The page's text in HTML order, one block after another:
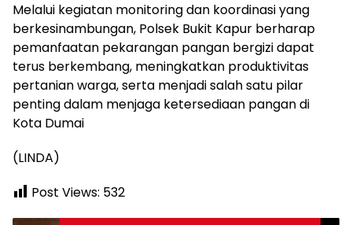
Melalui kegiatan monitoring dan koordinasi yang
berkesinambungan, Polsek Bukit Kapur berharap
pemanfaatan pekarangan pangan bergizi dapat
terus berkembang, meningkatkan produktivitas
pertanian warga, serta menjadi salah satu pilar
penting dalam menjaga ketersediaan pangan di
Kota Dumai
(LINDA)
Post Views: 532